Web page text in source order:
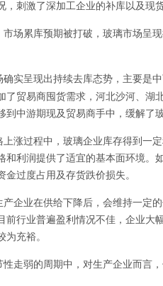
，刺激了深加工企业的补库以及现
市场累库预期被打破，玻璃市场呈
确实呈现出持续去库态势，主要是
了贸易商囤货需求，河北沙河、湖
到中游期现及贸易商手中，缓解了
涨过程中，玻璃企业库存得到一
和利润提供了适宜的基本面环境。
过度占用及存货跌价损失。
企业在供给下降后，会维持一定
前行业普遍盈利情况不佳，企业大
为充裕。
性走弱的周期中，对生产企业而言